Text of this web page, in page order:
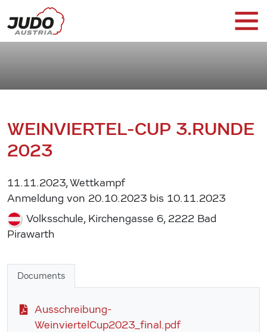
WEINVIERTEL-CUP 3.RUNDE
2023
11.11.2023, Wettkampf
Anmeldung von 20.10.2023 bis 10.11.2023
Volksschule, Kirchengasse 6, 2222 Bad
Pirawarth
Documents
Ausschreibung-
WeinviertelCup2023_final.pdf